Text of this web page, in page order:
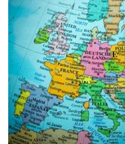
ondanks
hogere
kosten